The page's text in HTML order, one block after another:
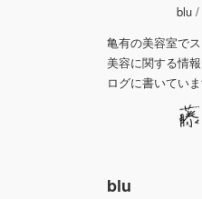
blu /
亀有の美容室で
美容に関する情
ログに書いてい
blu